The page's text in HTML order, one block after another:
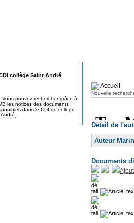
Accueil
Nouvelle
Détail de
Auteur
Documents
collège Saint André
Vous pouvez rechercher grâce à
les notices des documents
dans le CDI du collège